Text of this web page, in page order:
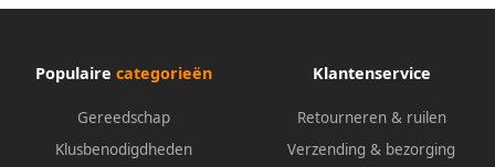
Populaire categorieën
Gereedschap
Klusbenodigdheden
Klantenservice
Retourneren & ruilen
Verzending & bezorging